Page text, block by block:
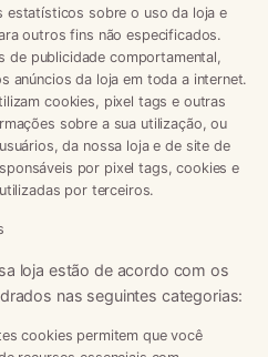
estatísticos sobre o uso da loja e
outros fins não especificados.
de publicidade comportamental,
anúncios da loja em toda a internet.
cookies, pixel tags e outras
sobre a sua utilização, ou
da nossa loja e de site de
por pixel tags, cookies e
por terceiros.
loja estão de acordo com os
nas seguintes categorias:
cookies permitem que você